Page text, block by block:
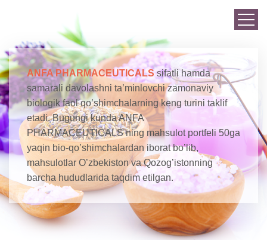
ANFA PHARMACEUTICALSsifatli hamda
samarali davolashni ta’minlovchi zamonaviy
biologik faol qo’shimchalarning keng turini taklif
etadi. Bugungi kunda ANFA
PHARMACEUTICALS ning mahsulot portfeli 50ga
yaqin bio-qo’shimchalardan iborat bo’lib,
mahsulotlar O’zbekiston va Qozog’istonning
barcha hududlarida taqdim etilgan.